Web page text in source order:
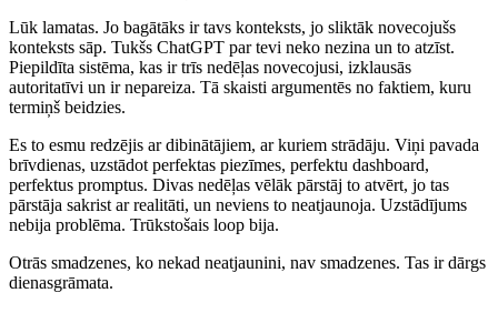
Lūk lamatas. Jo bagātāks ir tavs konteksts, jo sliktāk novecojušs
konteksts sāp. Tukšs ChatGPT par tevi neko nezina un to atzīst.
Piepildīta sistēma, kas ir trīs nedēļas novecojusi, izklausās
autoritatīvi un ir nepareiza. Tā skaisti argumentēs no faktiem, kuru
termiņš beidzies.
Es to esmu redzējis ar dibinātājiem, ar kuriem strādāju. Viņi pavada
brīvdienas, uzstādot perfektas piezīmes, perfektu dashboard,
perfektus promptus. Divas nedēļas vēlāk pārstāj to atvērt, jo tas
pārstāja sakrist ar realitāti, un neviens to neatjaunoja. Uzstādījums
nebija problēma. Trūkstošais loop bija.
Otrās smadzenes, ko nekad neatjaunini, nav smadzenes. Tas ir dārgs
dienasgrāmata.